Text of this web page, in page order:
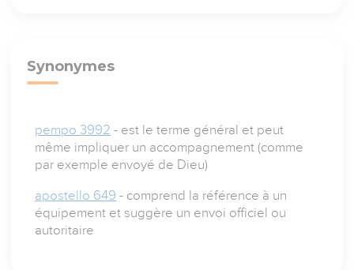
Synonymes
pempo 3992 - est le terme général et peut
même impliquer un accompagnement (comme
par exemple envoyé de Dieu)
apostello 649 - comprend la référence à un
équipement et suggère un envoi officiel ou
autoritaire